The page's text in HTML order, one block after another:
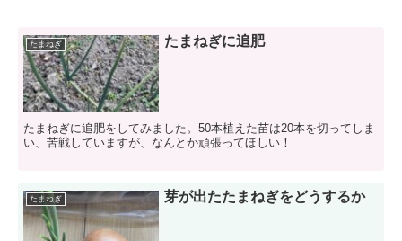
たまねぎ たまねぎに追肥
たまねぎに追肥をしてみました。50本植えた苗は20本を切ってしま
い、苦戦していますが、なんとか頑張ってほしい！
たまねぎ 芽が出たたまねぎをどうするか